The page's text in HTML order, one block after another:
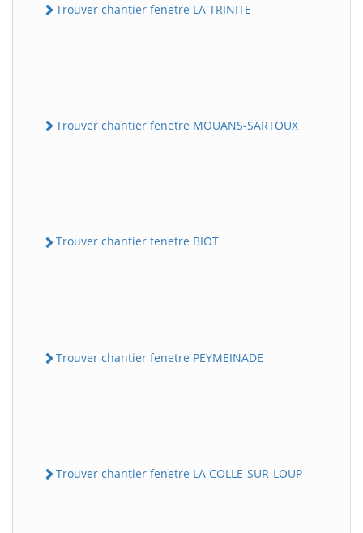
Trouver chantier fenetre LA TRINITE
Trouver chantier fenetre MOUANS-SARTOUX
Trouver chantier fenetre BIOT
Trouver chantier fenetre PEYMEINADE
Trouver chantier fenetre LA COLLE-SUR-LOUP